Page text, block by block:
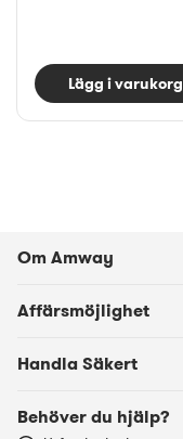
Lägg i varukorg
Om Amway
Affärsmöjlighet
Handla Säkert
Behöver du hjälp?